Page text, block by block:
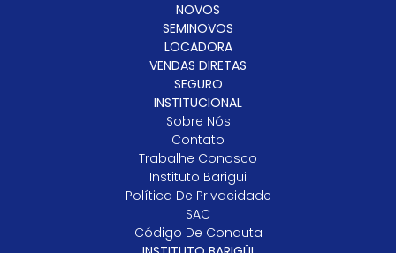
NOVOS
SEMINOVOS
LOCADORA
VENDAS DIRETAS
SEGURO
INSTITUCIONAL
Sobre Nós
Contato
Trabalhe Conosco
Instituto Barigüi
Política De Privacidade
SAC
Código De Conduta